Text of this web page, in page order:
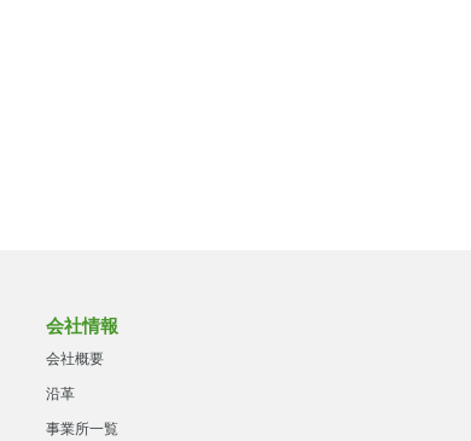
会社情報
会社概要
沿革
事業所一覧